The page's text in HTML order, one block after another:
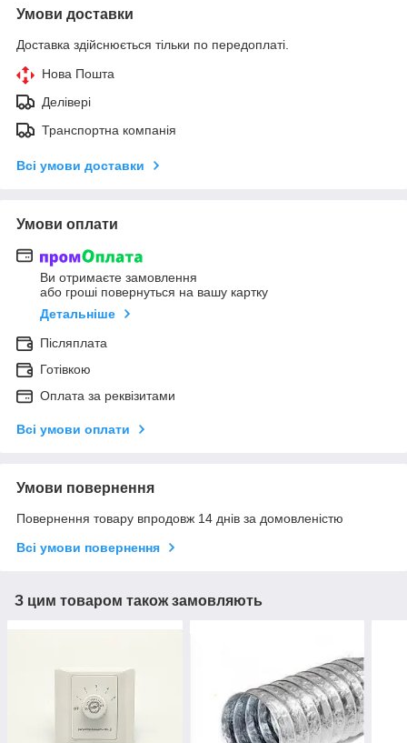
Умови доставки
Доставка здійснюється тільки по передоплаті.
Нова Пошта
Делівері
Транспортна компанія
Всі умови доставки
Умови оплати
Ви отримаєте замовлення
або гроші повернуться на вашу картку
Детальніше
Післяплата
Готівкою
Оплата за реквізитами
Всі умови оплати
Умови повернення
Повернення товару впродовж 14 днів за домовленістю
Всі умови повернення
З цим товаром також замовляють